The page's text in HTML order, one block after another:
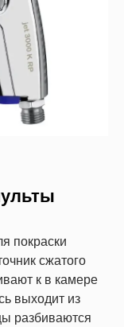
покраски
сжатого
к в камере
выходит из
разбиваются